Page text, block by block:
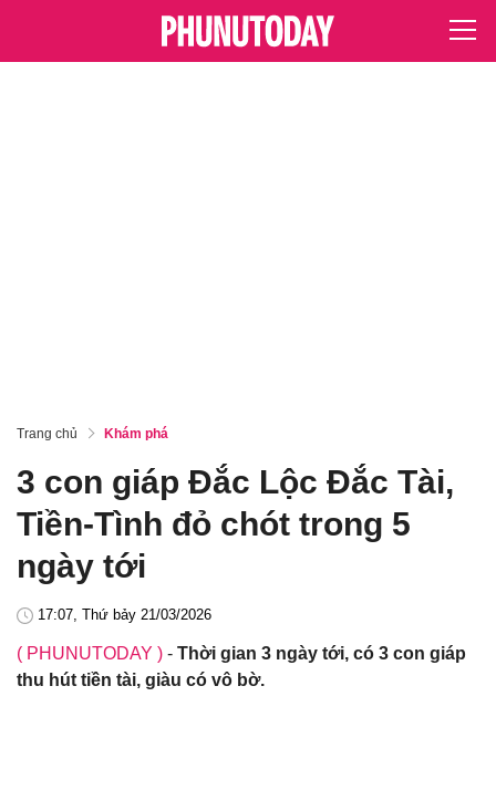
Trang chủ Khám phá
3 con giáp Đắc Lộc Đắc Tài,
Tiền-Tình đỏ chót trong 5
ngày tới
17:07, Thứ bảy 21/03/2026
( PHUNUTODAY ) - Thời gian 3 ngày tới, có 3 con giáp
thu hút tiền tài, giàu có vô bờ.